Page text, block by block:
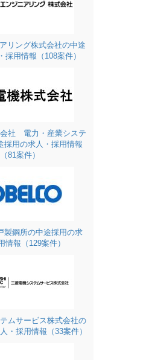
リング株式会社の中途
採用情報（108案件）
社 電力・産業システ
採用の求人・採用情報
（81案件）
製鋼所の中途採用の求
情報（129案件）
ムサービス株式会社の
・採用情報（33案件）